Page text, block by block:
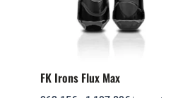
FK Irons Flux Max
1,197.89€
variantes.
Las
opciones
pueden
elegir